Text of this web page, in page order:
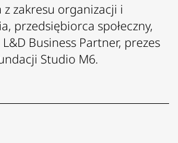
z zakresu organizacji i
przedsiębiorca społeczny,
Business Partner, prezes
Studio M6.